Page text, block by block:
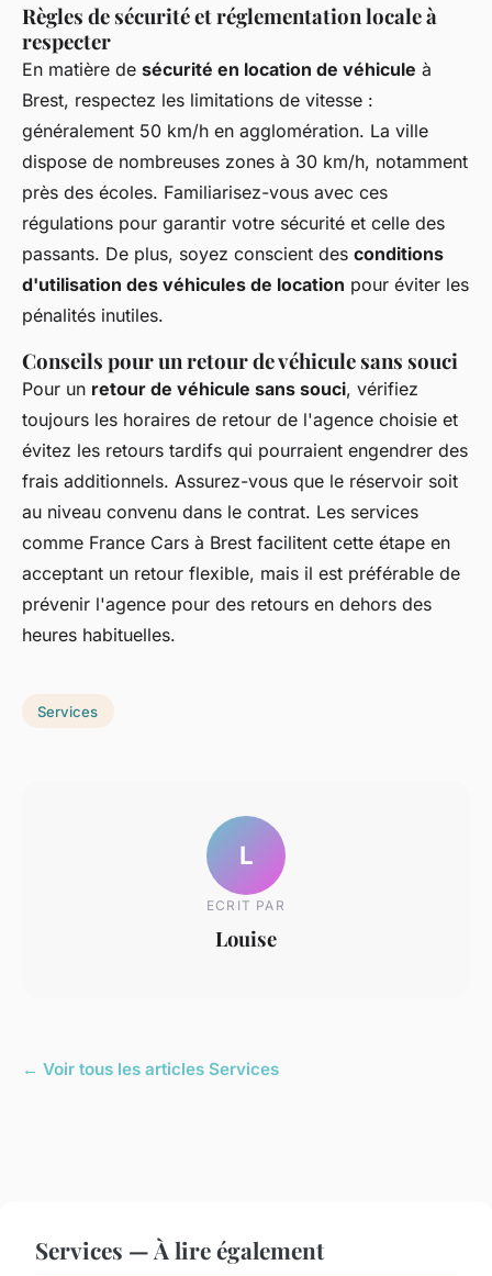
Règles de sécurité et réglementation locale à
respecter
En matière de sécurité en location de véhicule à
Brest, respectez les limitations de vitesse :
généralement 50 km/h en agglomération. La ville
dispose de nombreuses zones à 30 km/h, notamment
près des écoles. Familiarisez-vous avec ces
régulations pour garantir votre sécurité et celle des
passants. De plus, soyez conscient des conditions
d'utilisation des véhicules de location pour éviter les
pénalités inutiles.
Conseils pour un retour de véhicule sans souci
Pour un retour de véhicule sans souci, vérifiez
toujours les horaires de retour de l'agence choisie et
évitez les retours tardifs qui pourraient engendrer des
frais additionnels. Assurez-vous que le réservoir soit
au niveau convenu dans le contrat. Les services
comme France Cars à Brest facilitent cette étape en
acceptant un retour flexible, mais il est préférable de
prévenir l'agence pour des retours en dehors des
heures habituelles.
Services
L
ECRIT PAR
Louise
← Voir tous les articles Services
Services — À lire également